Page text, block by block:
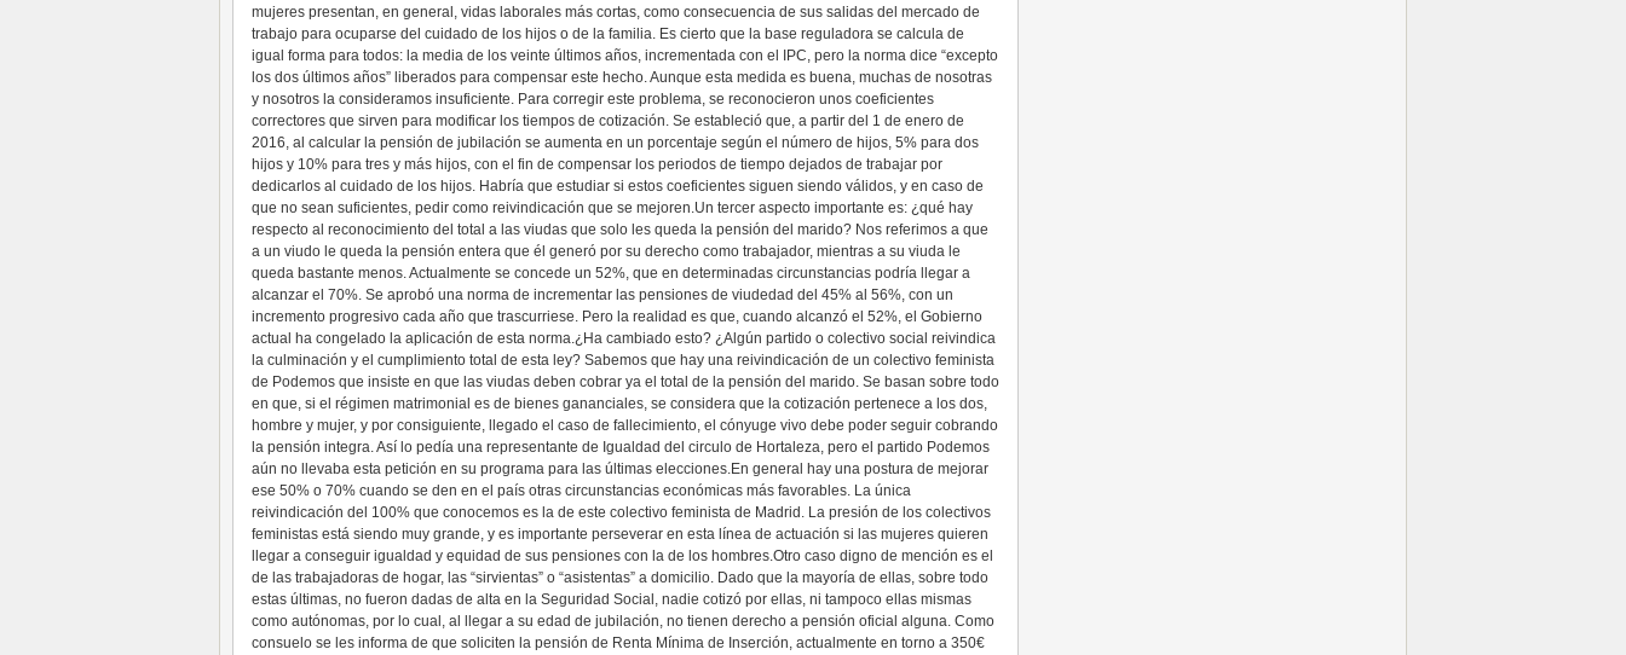
mujeres presentan, en general, vidas laborales más cortas, como consecuencia de sus salidas del mercado de
trabajo para ocuparse del cuidado de los hijos o de la familia. Es cierto que la base reguladora se calcula de
igual forma para todos: la media de los veinte últimos años, incrementada con el IPC, pero la norma dice “excepto
los dos últimos años” liberados para compensar este hecho. Aunque esta medida es buena, muchas de nosotras
y nosotros la consideramos insuficiente. Para corregir este problema, se reconocieron unos coeficientes
correctores que sirven para modificar los tiempos de cotización. Se estableció que, a partir del 1 de enero de
2016, al calcular la pensión de jubilación se aumenta en un porcentaje según el número de hijos, 5% para dos
hijos y 10% para tres y más hijos, con el fin de compensar los periodos de tiempo dejados de trabajar por
dedicarlos al cuidado de los hijos. Habría que estudiar si estos coeficientes siguen siendo válidos, y en caso de
que no sean suficientes, pedir como reivindicación que se mejoren.Un tercer aspecto importante es: ¿qué hay
respecto al reconocimiento del total a las viudas que solo les queda la pensión del marido? Nos referimos a que
a un viudo le queda la pensión entera que él generó por su derecho como trabajador, mientras a su viuda le
queda bastante menos. Actualmente se concede un 52%, que en determinadas circunstancias podría llegar a
alcanzar el 70%. Se aprobó una norma de incrementar las pensiones de viudedad del 45% al 56%, con un
incremento progresivo cada año que trascurriese. Pero la realidad es que, cuando alcanzó el 52%, el Gobierno
actual ha congelado la aplicación de esta norma.¿Ha cambiado esto? ¿Algún partido o colectivo social reivindica
la culminación y el cumplimiento total de esta ley? Sabemos que hay una reivindicación de un colectivo feminista
de Podemos que insiste en que las viudas deben cobrar ya el total de la pensión del marido. Se basan sobre todo
en que, si el régimen matrimonial es de bienes gananciales, se considera que la cotización pertenece a los dos,
hombre y mujer, y por consiguiente, llegado el caso de fallecimiento, el cónyuge vivo debe poder seguir cobrando
la pensión integra. Así lo pedía una representante de Igualdad del circulo de Hortaleza, pero el partido Podemos
aún no llevaba esta petición en su programa para las últimas elecciones.En general hay una postura de mejorar
ese 50% o 70% cuando se den en el país otras circunstancias económicas más favorables. La única
reivindicación del 100% que conocemos es la de este colectivo feminista de Madrid. La presión de los colectivos
feministas está siendo muy grande, y es importante perseverar en esta línea de actuación si las mujeres quieren
llegar a conseguir igualdad y equidad de sus pensiones con la de los hombres.Otro caso digno de mención es el
de las trabajadoras de hogar, las “sirvientas” o “asistentas” a domicilio. Dado que la mayoría de ellas, sobre todo
estas últimas, no fueron dadas de alta en la Seguridad Social, nadie cotizó por ellas, ni tampoco ellas mismas
como autónomas, por lo cual, al llegar a su edad de jubilación, no tienen derecho a pensión oficial alguna. Como
consuelo se les informa de que soliciten la pensión de Renta Mínima de Inserción, actualmente en torno a 350€